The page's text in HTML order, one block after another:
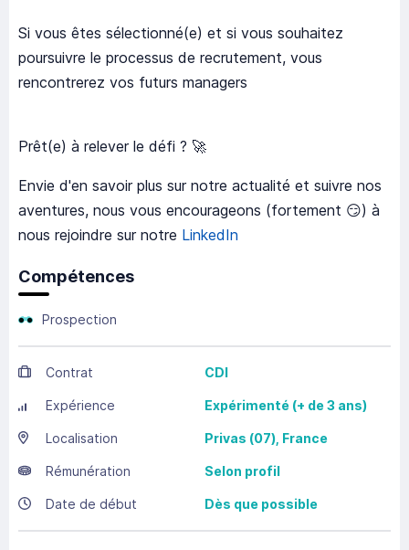
Si vous êtes sélectionné(e) et si vous souhaitez
poursuivre le processus de recrutement, vous
rencontrerez vos futurs managers
Prêt(e) à relever le défi ? 🚀
Envie d'en savoir plus sur notre actualité et suivre nos
aventures, nous vous encourageons (fortement 😏) à
nous rejoindre sur notre LinkedIn
Compétences
Prospection
Contrat CDI
Expérience Expérimenté (+ de 3 ans)
Localisation Privas (07), France
Rémunération Selon profil
Date de début Dès que possible